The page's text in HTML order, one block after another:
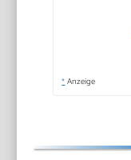
* Anzeige